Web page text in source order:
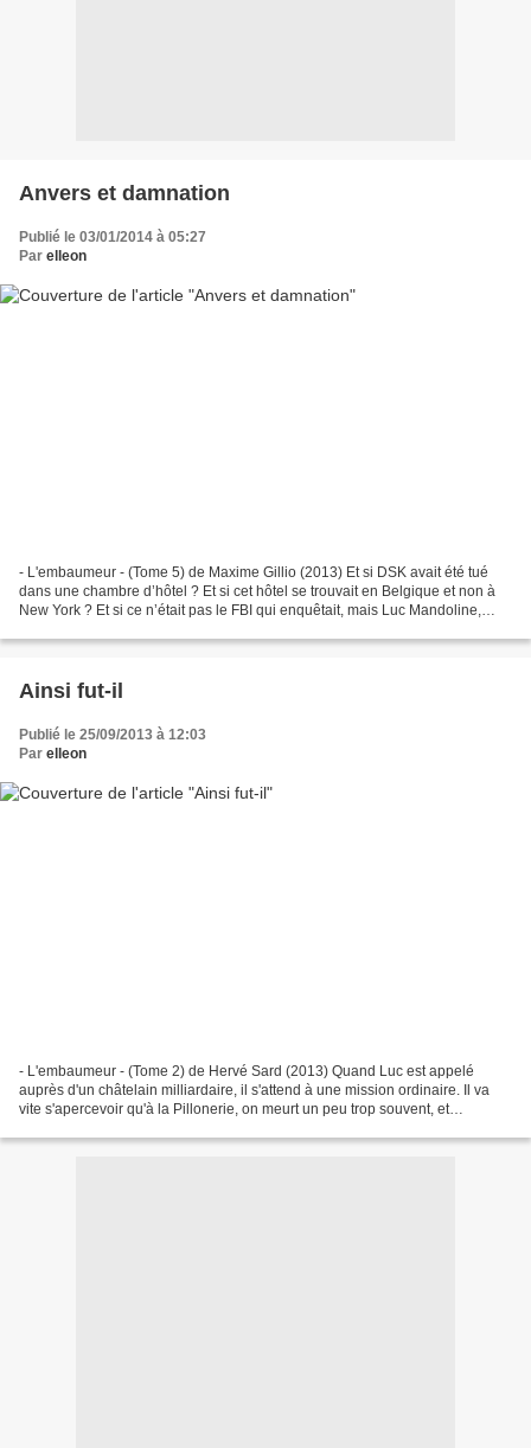
Anvers et damnation
Publié le 03/01/2014 à 05:27
Par elleon
- L'embaumeur - (Tome 5) de Maxime Gillio (2013) Et si DSK avait été tué
dans une chambre d’hôtel ? Et si cet hôtel se trouvait en Belgique et non à
New York ? Et si ce n’était pas le FBI qui enquêtait, mais Luc Mandoline,
Ainsi fut-il
Publié le 25/09/2013 à 12:03
Par elleon
- L'embaumeur - (Tome 2) de Hervé Sard (2013) Quand Luc est appelé
auprès d'un châtelain milliardaire, il s'attend à une mission ordinaire. Il va
vite s'apercevoir qu'à la Pillonerie, on meurt un peu trop souvent, et